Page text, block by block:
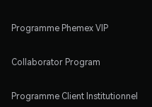
Programme Phemex VIP
Collaborator Program
Programme Client Institutionnel